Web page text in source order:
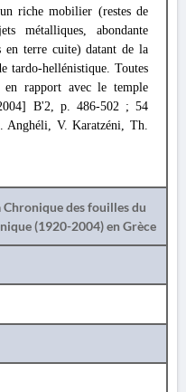
riche mobilier (restes de
métalliques, abondante
en terre cuite) datant de la
tardo-hellénistique. Toutes
en rapport avec le temple
B'2, p. 486-502 ; 54
V. Karatzéni, Th.
des fouilles du
(1920-2004) en Grèce